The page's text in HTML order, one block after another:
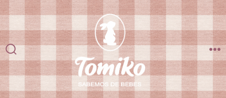
Saltar
al
contenido
Alternar
la
búsqueda